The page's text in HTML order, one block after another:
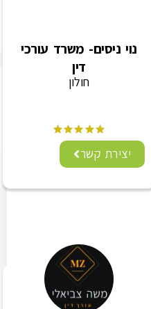
נוי ניסים- משרד עורכי
דין
חולון
יצירת קשר